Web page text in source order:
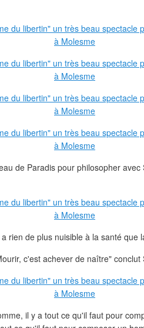
de Paradis pour philosopher
rien de plus nuisible à la santé que
c'est achever de naître" conclut
il y a tout ce qu'il faut pour